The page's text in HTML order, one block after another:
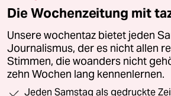
Die Wochenzeitung mit
Unsere wochentaz bietet jeden
Journalismus, der es nicht allen
Stimmen, die woanders nicht
zehn Wochen lang kennenlernen.
Jeden Samstag als gedruckte